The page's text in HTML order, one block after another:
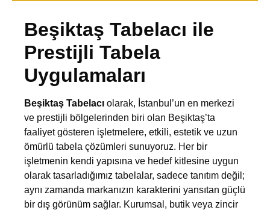
Beşiktaş Tabelacı ile
Prestijli Tabela
Uygulamaları
Beşiktaş Tabelacı olarak, İstanbul’un en merkezi
ve prestijli bölgelerinden biri olan Beşiktaş’ta
faaliyet gösteren işletmelere, etkili, estetik ve uzun
ömürlü tabela çözümleri sunuyoruz. Her bir
işletmenin kendi yapısına ve hedef kitlesine uygun
olarak tasarladığımız tabelalar, sadece tanıtım değil;
aynı zamanda markanızın karakterini yansıtan güçlü
bir dış görünüm sağlar. Kurumsal, butik veya zincir